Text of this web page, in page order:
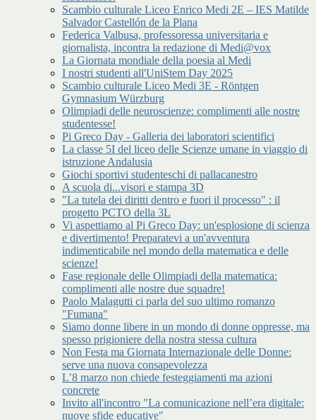
Scambio culturale Liceo Enrico Medi 2E – IES Matilde
Salvador Castellón de la Plana
Federica Valbusa, professoressa universitaria e
giornalista, incontra la redazione di Medi@vox
La Giornata mondiale della poesia al Medi
I nostri studenti all'UniStem Day 2025
Scambio culturale Liceo Medi 3E - Röntgen
Gymnasium Würzburg
Olimpiadi delle neuroscienze: complimenti alle nostre
studentesse!
Pi Greco Day - Galleria dei laboratori scientifici
La classe 5I del liceo delle Scienze umane in viaggio di
istruzione Andalusia
Giochi sportivi studenteschi di pallacanestro
A scuola di...visori e stampa 3D
"La tutela dei diritti dentro e fuori il processo" : il
progetto PCTO della 3L
Vi aspettiamo al Pi Greco Day: un'esplosione di scienza
e divertimento! Preparatevi a un'avventura
indimenticabile nel mondo della matematica e delle
scienze!
Fase regionale delle Olimpiadi della matematica:
complimenti alle nostre due squadre!
Paolo Malagutti ci parla del suo ultimo romanzo
"Fumana"
Siamo donne libere in un mondo di donne oppresse, ma
spesso prigioniere della nostra stessa cultura
Non Festa ma Giornata Internazionale delle Donne:
serve una nuova consapevolezza
L’8 marzo non chiede festeggiamenti ma azioni
concrete
Invito all'incontro "La comunicazione nell’era digitale:
nuove sfide educative"